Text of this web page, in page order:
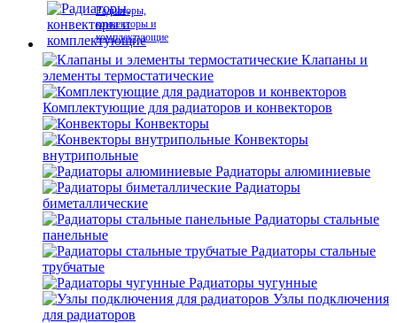
Радиаторы,
конвекторы и
комплектующие
Клапаны и
элементы термостатические
Комплектующие для радиаторов и конвекторов
Конвекторы
Конвекторы
внутрипольные
Радиаторы алюминиевые
Радиаторы
биметаллические
Радиаторы стальные
панельные
Радиаторы стальные
трубчатые
Радиаторы чугунные
Узлы подключения
для радиаторов